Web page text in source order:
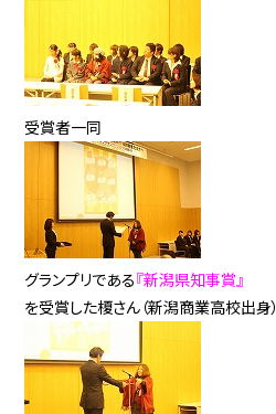
受賞者一同
グランプリである『新潟県知事賞』
を受賞した榎さん（新潟商業高校出身）